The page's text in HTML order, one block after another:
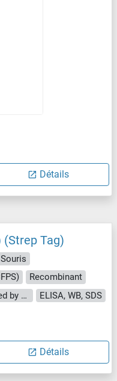
Détails
(Strep Tag)
Recombinant
approximately 70-80 % as determined by SDS PAGE, Western Blot and analytical SEC (HPLC).
ELISA, WB, SDS
Détails